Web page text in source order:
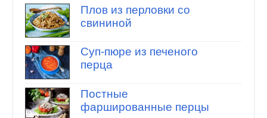
Плов из перловки со
свининой
Суп-пюре из печеного
перца
Постные
фаршированные перцы